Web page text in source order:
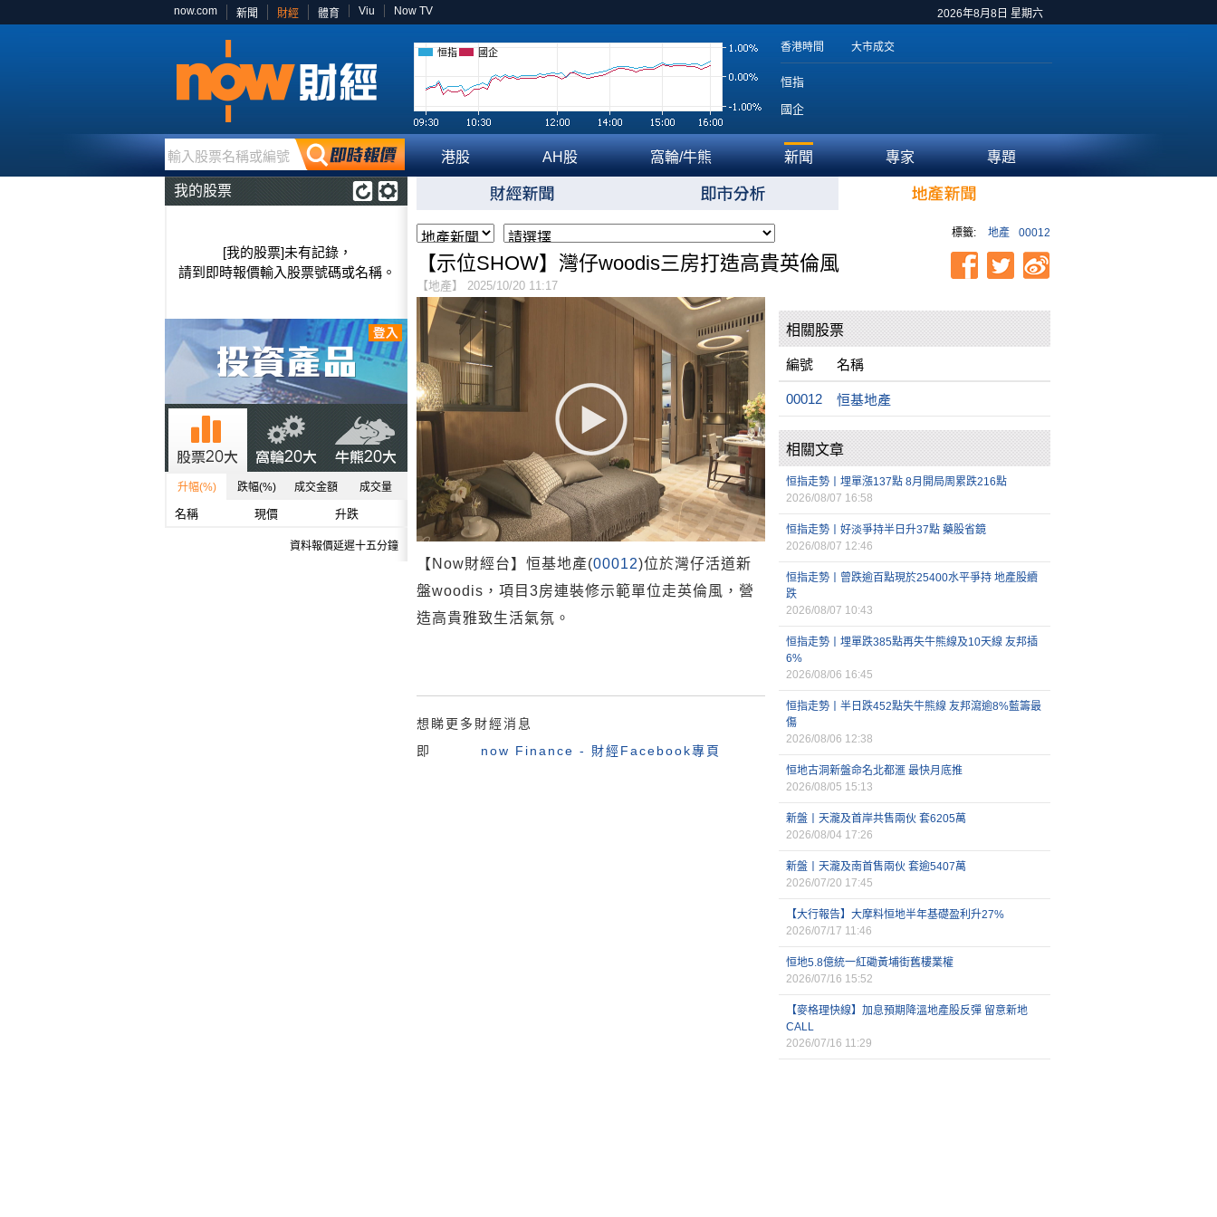
2026年8月8日 星期六
now.com 新聞 財經 體育 Viu Now TV
恒指 國企 香港時間 大市成交
恒指
國企
輸入股票名稱或編號 港股 AH股 窩輪/牛熊 新聞 專家 專題
我的股票
[我的股票]未有記錄，
請到即時報價輸入股票號碼或名稱。
升幅(%) 跌幅(%) 成交金額 成交量
名稱 現價 升跌
資料報價延遲十五分鐘
標籤: 地產 00012
【示位SHOW】灣仔woodis三房打造高貴英倫風
【地產】 2025/10/20 11:17
【Now財經台】恒基地產(00012)位於灣仔活道新
盤woodis，項目3房連裝修示範單位走英倫風，營
造高貴雅致生活氣氛。
想睇更多財經消息
即
now Finance - 財經Facebook專頁
相關股票
編號 名稱
00012 恒基地產
相關文章
恒指走勢丨埋單漲137點 8月開局周累跌216點
2026/08/07 16:58
恒指走勢丨好淡爭持半日升37點 藥股省鏡
2026/08/07 12:46
恒指走勢丨曾跌逾百點現於25400水平爭持 地產股續
跌
2026/08/07 10:43
恒指走勢丨埋單跌385點再失牛熊線及10天線 友邦插
6%
2026/08/06 16:45
恒指走勢丨半日跌452點失牛熊線 友邦瀉逾8%藍籌最
傷
2026/08/06 12:38
恒地古洞新盤命名北都滙 最快月底推
2026/08/05 15:13
新盤丨天瀧及首岸共售兩伙 套6205萬
2026/08/04 17:26
新盤丨天瀧及南首售兩伙 套逾5407萬
2026/07/20 17:45
【大行報告】大摩料恒地半年基礎盈利升27%
2026/07/17 11:46
恒地5.8億統一紅磡黃埔街舊樓業權
2026/07/16 15:52
【麥格理快線】加息預期降溫地產股反彈 留意新地
CALL
2026/07/16 11:29